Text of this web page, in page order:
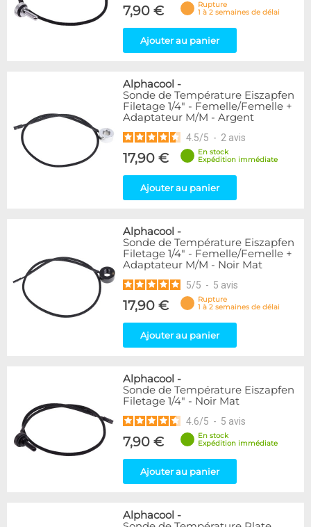
7,90 €
Rupture
1 à 2 semaines de délai
Ajouter au panier
Alphacool -
Sonde de Température Eiszapfen
Filetage 1/4" - Femelle/Femelle +
Adaptateur M/M - Argent
4.5/5 - 2 avis
17,90 €
En stock
Expédition immédiate
Ajouter au panier
Alphacool -
Sonde de Température Eiszapfen
Filetage 1/4" - Femelle/Femelle +
Adaptateur M/M - Noir Mat
5/5 - 5 avis
17,90 €
Rupture
1 à 2 semaines de délai
Ajouter au panier
Alphacool -
Sonde de Température Eiszapfen
Filetage 1/4" - Noir Mat
4.6/5 - 5 avis
7,90 €
En stock
Expédition immédiate
Ajouter au panier
Alphacool -